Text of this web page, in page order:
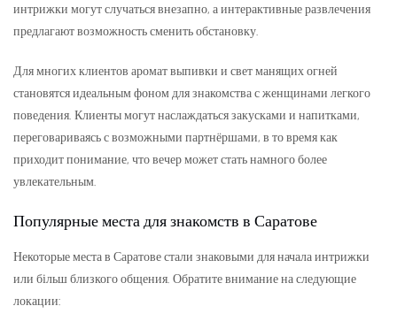
интрижки могут случаться внезапно, а интерактивные развлечения
предлагают возможность сменить обстановку.
Для многих клиентов аромат выпивки и свет манящих огней
становятся идеальным фоном для знакомства с женщинами легкого
поведения. Клиенты могут наслаждаться закусками и напитками,
переговариваясь с возможными партнёршами, в то время как
приходит понимание, что вечер может стать намного более
увлекательным.
Популярные места для знакомств в Саратове
Некоторые места в Саратове стали знаковыми для начала интрижки
или більш близкого общения. Обратите внимание на следующие
локации: